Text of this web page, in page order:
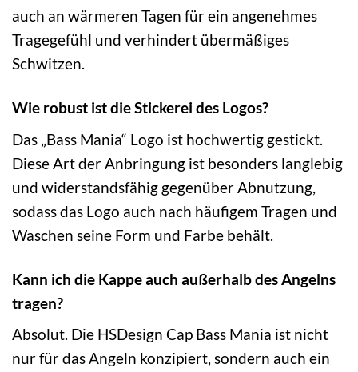
auch an wärmeren Tagen für ein angenehmes
Tragegefühl und verhindert übermäßiges
Schwitzen.
Wie robust ist die Stickerei des Logos?
Das „Bass Mania“ Logo ist hochwertig gestickt.
Diese Art der Anbringung ist besonders langlebig
und widerstandsfähig gegenüber Abnutzung,
sodass das Logo auch nach häufigem Tragen und
Waschen seine Form und Farbe behält.
Kann ich die Kappe auch außerhalb des Angelns
tragen?
Absolut. Die HSDesign Cap Bass Mania ist nicht
nur für das Angeln konzipiert, sondern auch ein